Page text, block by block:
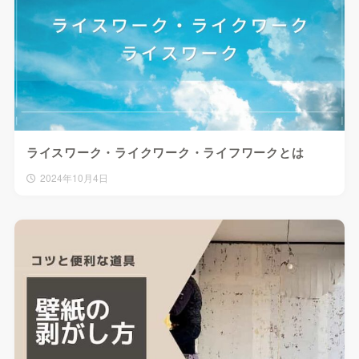
ライスワーク・ライクワーク・ライフワークとは
2024年10月4日